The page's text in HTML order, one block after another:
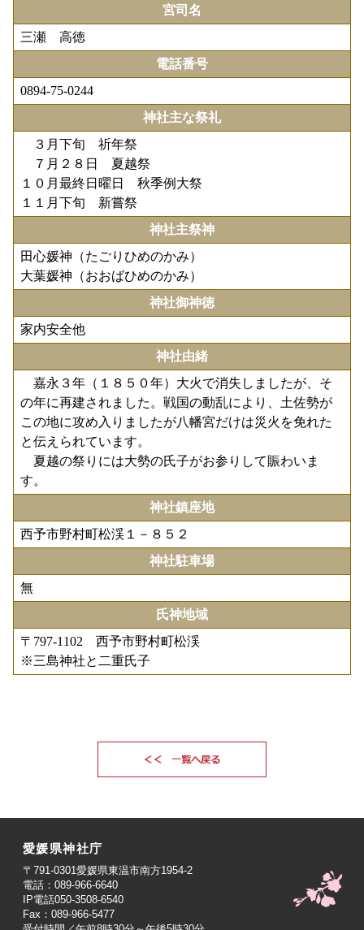
宮司名
三瀬 高徳
電話番号
0894-75-0244
神社主な祭礼
３月下旬 祈年祭
７月２８日 夏越祭
１０月最終日曜日 秋季例大祭
１１月下旬 新嘗祭
神社主祭神
田心媛神（たごりひめのかみ）
大葉媛神（おおばひめのかみ）
神社御神徳
家内安全他
神社由緒
嘉永３年（１８５０年）大火で消失しましたが、そ
の年に再建されました。戦国の動乱により、土佐勢が
この地に攻め入りましたが八幡宮だけは災火を免れた
と伝えられています。
夏越の祭りには大勢の氏子がお参りして賑わいま
す。
神社鎮座地
西予市野村町松渓１－８５２
神社駐車場
無
氏神地域
〒797-1102 西予市野村町松渓
※三島神社と二重氏子
愛媛県神社庁
〒791-0301愛媛県東温市南方1954-2
電話：089-966-6640
IP電話050-3508-6540
Fax：089-966-5477